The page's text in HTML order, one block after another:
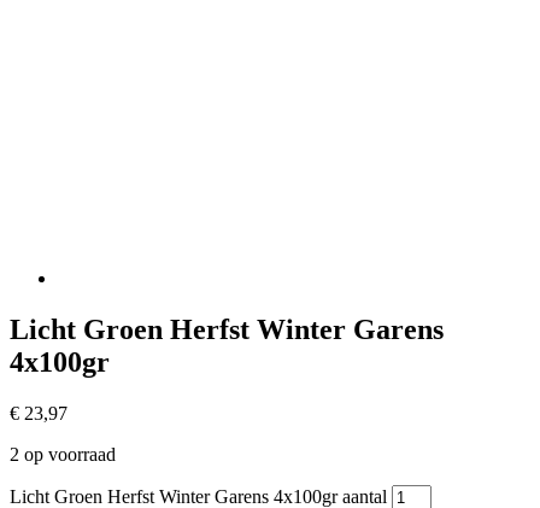
Licht Groen Herfst Winter Garens
4x100gr
€ 23,97
2 op voorraad
Licht Groen Herfst Winter Garens 4x100gr aantal